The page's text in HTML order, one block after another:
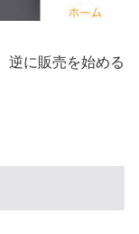
逆に販売を始める